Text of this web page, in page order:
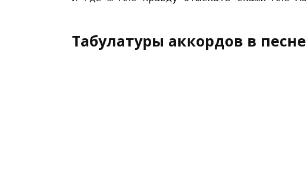
Табулатуры аккордов в песне